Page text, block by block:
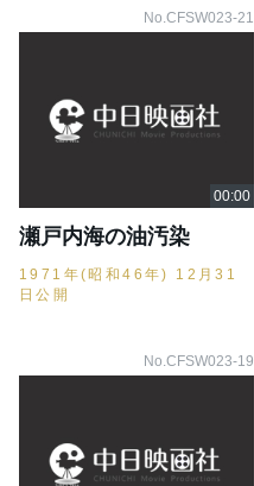
No.CFSW023-21
瀬戸内海の油汚染
1971年(昭和46年) 12月31
日公開
No.CFSW023-19